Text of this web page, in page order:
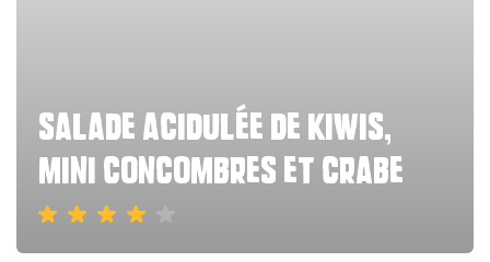
salade acidulée de kiwis,
mini concombres et crabe